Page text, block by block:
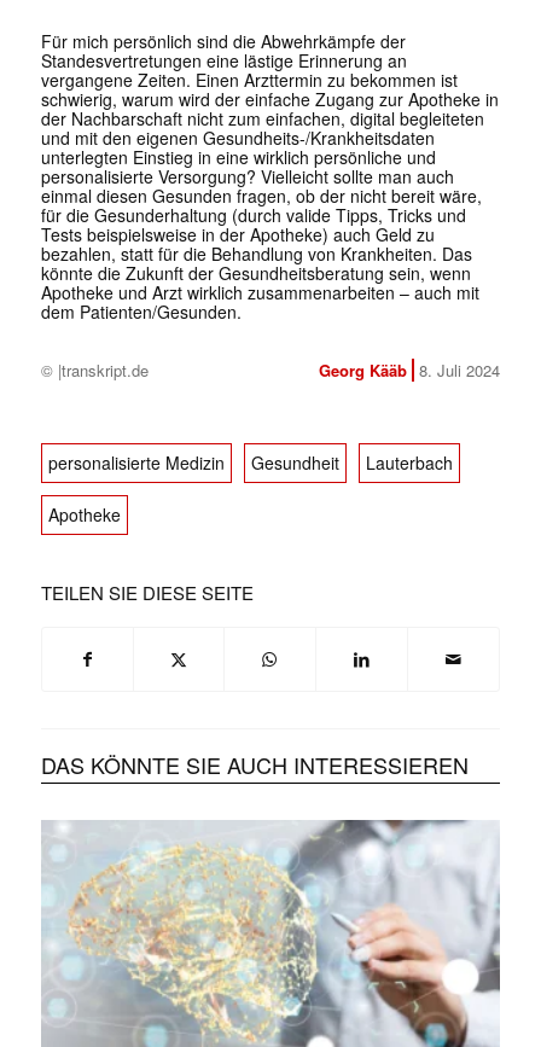
Für mich persönlich sind die Abwehrkämpfe der
Standesvertretungen eine lästige Erinnerung an
vergangene Zeiten. Einen Arzttermin zu bekommen ist
schwierig, warum wird der einfache Zugang zur Apotheke in
der Nachbarschaft nicht zum einfachen, digital begleiteten
und mit den eigenen Gesundheits-/Krankheitsdaten
unterlegten Einstieg in eine wirklich persönliche und
personalisierte Versorgung? Vielleicht sollte man auch
einmal diesen Gesunden fragen, ob der nicht bereit wäre,
für die Gesunderhaltung (durch valide Tipps, Tricks und
Tests beispielsweise in der Apotheke) auch Geld zu
bezahlen, statt für die Behandlung von Krankheiten. Das
könnte die Zukunft der Gesundheitsberatung sein, wenn
Apotheke und Arzt wirklich zusammenarbeiten – auch mit
dem Patienten/Gesunden.
© |transkript.de Georg Kääb 8. Juli 2024
personalisierte Medizin Gesundheit Lauterbach
Apotheke
TEILEN SIE DIESE SEITE
DAS KÖNNTE SIE AUCH INTERESSIEREN